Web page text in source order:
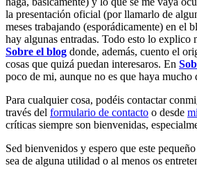
la presentación oficial (por llamarlo de
meses trabajando (esporádicamente) en el
hay algunas entradas. Todo esto lo explico
Sobre el blog donde, además, cuento el
cosas que quizá puedan interesaros. En
poco de mi, aunque no es que haya mucho
Para cualquier cosa, podéis contactar
través del formulario de contacto o desde
críticas siempre son bienvenidas,
Sed bienvenidos y espero que este
sea de alguna utilidad o al menos os